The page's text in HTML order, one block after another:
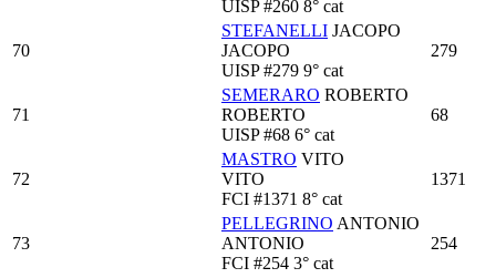
UISP #260 8° cat
70
STEFANELLI JACOPO
JACOPO
UISP #279 9° cat
279
71
SEMERARO ROBERTO
ROBERTO
UISP #68 6° cat
68
72
MASTRO VITO
VITO
FCI #1371 8° cat
1371
73
PELLEGRINO ANTONIO
ANTONIO
FCI #254 3° cat
254